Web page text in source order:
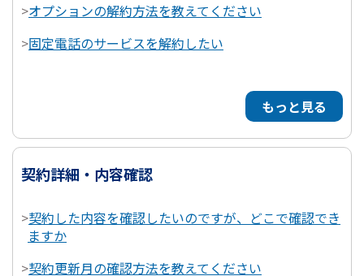
>オプションの解約方法を教えてください
>固定電話のサービスを解約したい
もっと見る
契約詳細・内容確認
>契約した内容を確認したいのですが、どこで確認でき
ますか
>契約更新月の確認方法を教えてください